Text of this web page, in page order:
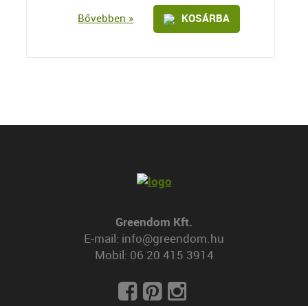
Bővebben » KOSÁRBA
Greendom Kft.
E-mail: info@greendom.hu
Mobil: 06 20 415 3914